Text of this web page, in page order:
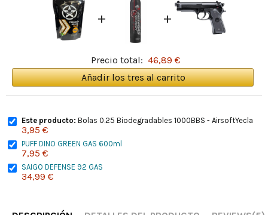
+ +
Precio total: 46,89 €
Añadir los tres al carrito
Este producto: Bolas 0.25 Biodegradables 1000BBS - AirsoftYecla
3,95 €
PUFF DINO GREEN GAS 600ml
7,95 €
SAIGO DEFENSE 92 GAS
34,99 €